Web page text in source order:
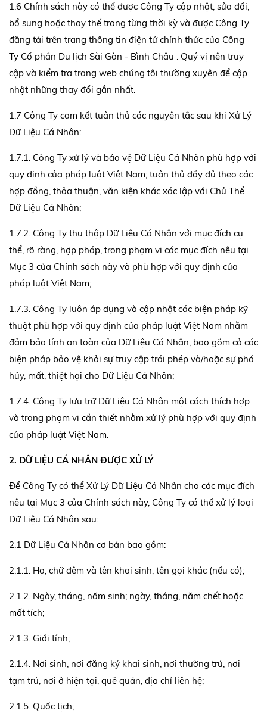
1.6 Chính sách này có thể được Công Ty cập nhật, sửa đổi,
bổ sung hoặc thay thế trong từng thời kỳ và được Công Ty
đăng tải trên trang thông tin điện tử chính thức của Công
Ty Cổ phần Du lịch Sài Gòn - Bình Châu . Quý vị nên truy
cập và kiểm tra trang web chúng tôi thường xuyên để cập
nhật những thay đổi gần nhất.
1.7 Công Ty cam kết tuân thủ các nguyên tắc sau khi Xử Lý
Dữ Liệu Cá Nhân:
1.7.1. Công Ty xử lý và bảo vệ Dữ Liệu Cá Nhân phù hợp với
quy định của pháp luật Việt Nam; tuân thủ đầy đủ theo các
hợp đồng, thỏa thuận, văn kiện khác xác lập với Chủ Thể
Dữ Liệu Cá Nhân;
1.7.2. Công Ty thu thập Dữ Liệu Cá Nhân với mục đích cụ
thể, rõ ràng, hợp pháp, trong phạm vi các mục đích nêu tại
Mục 3 của Chính sách này và phù hợp với quy định của
pháp luật Việt Nam;
1.7.3. Công Ty luôn áp dụng và cập nhật các biện pháp kỹ
thuật phù hợp với quy định của pháp luật Việt Nam nhằm
đảm bảo tính an toàn của Dữ Liệu Cá Nhân, bao gồm cả các
biện pháp bảo vệ khỏi sự truy cập trái phép và/hoặc sự phá
hủy, mất, thiệt hại cho Dữ Liệu Cá Nhân;
1.7.4. Công Ty lưu trữ Dữ Liệu Cá Nhân một cách thích hợp
và trong phạm vi cần thiết nhằm xử lý phù hợp với quy định
của pháp luật Việt Nam.
2. DỮ LIỆU CÁ NHÂN ĐƯỢC XỬ LÝ
Để Công Ty có thể Xử Lý Dữ Liệu Cá Nhân cho các mục đích
nêu tại Mục 3 của Chính sách này, Công Ty có thể xử lý loại
Dữ Liệu Cá Nhân sau:
2.1 Dữ Liệu Cá Nhân cơ bản bao gồm:
2.1.1. Họ, chữ đệm và tên khai sinh, tên gọi khác (nếu có);
2.1.2. Ngày, tháng, năm sinh; ngày, tháng, năm chết hoặc
mất tích;
2.1.3. Giới tính;
2.1.4. Nơi sinh, nơi đăng ký khai sinh, nơi thường trú, nơi
tạm trú, nơi ở hiện tại, quê quán, địa chỉ liên hệ;
2.1.5. Quốc tịch;